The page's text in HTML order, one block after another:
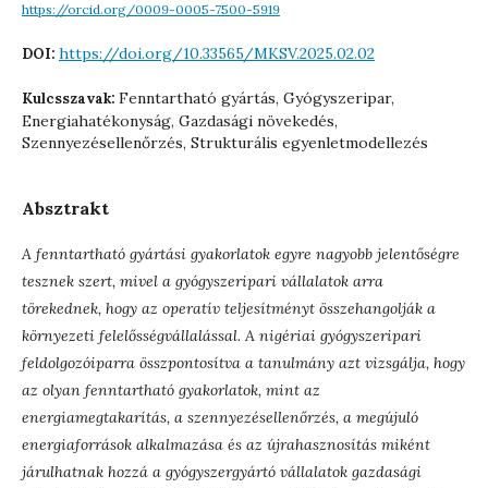
https://orcid.org/0009-0005-7500-5919
DOI: https://doi.org/10.33565/MKSV.2025.02.02
Kulcsszavak: Fenntartható gyártás, Gyógyszeripar,
Energiahatékonyság, Gazdasági növekedés,
Szennyezésellenőrzés, Strukturális egyenletmodellezés
Absztrakt
A fenntartható gyártási gyakorlatok egyre nagyobb jelentőségre
tesznek szert, mivel a gyógyszeripari vállalatok arra
törekednek, hogy az operatív teljesítményt összehangolják a
környezeti felelősségvállalással. A nigériai gyógyszeripari
feldolgozóiparra összpontosítva a tanulmány azt vizsgálja, hogy
az olyan fenntartható gyakorlatok, mint az
energiamegtakarítás, a szennyezésellenőrzés, a megújuló
energiaforrások alkalmazása és az újrahasznosítás miként
járulhatnak hozzá a gyógyszergyártó vállalatok gazdasági